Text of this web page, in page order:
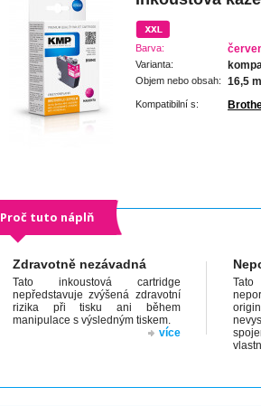
Barva:
Varianta:
Objem nebo obsah: 16,5 ml
Kompatibilní s:
Proč tuto náplň
Zdravotně nezávadná
Tato inkoustová cartridge
nepředstavuje zvýšená zdravotní
rizika při tisku ani během
manipulace s výsledným tiskem.
více